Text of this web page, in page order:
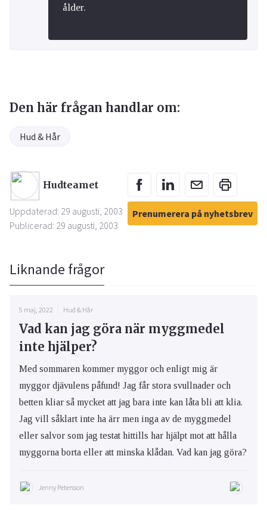
ålder.
Den här frågan handlar om:
Hud & Hår
Hudteamet
Uppdaterad: 29 augusti, 2003
Publicerad: 29 augusti, 2003
Prenumerera på nyhetsbrev
Liknande frågor
5 maj, 2022 Hud & Hår
Vad kan jag göra när myggmedel
inte hjälper?
Med sommaren kommer myggor och enligt mig är
myggor djävulens påfund! Jag får stora svullnader och
betten kliar så mycket att jag bara inte kan låta bli att klia.
Jag vill såklart inte ha ärr men inga av de myggmedel
eller salvor som jag testat hittills har hjälpt mot att hålla
myggorna borta eller att minska klådan. Vad kan jag göra?
Jenny Petersson